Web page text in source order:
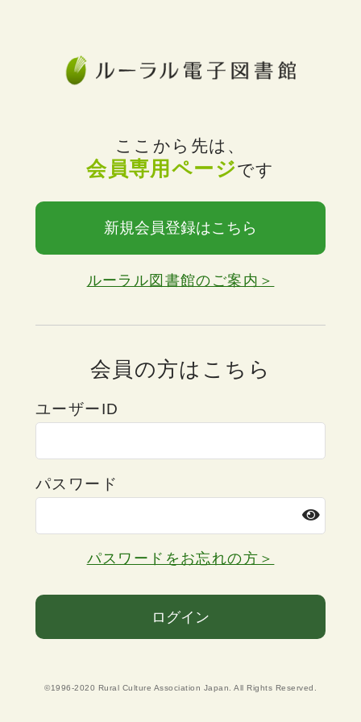
ここから先は、
会員専用ページです
新規会員登録はこちら
ルーラル図書館のご案内＞
会員の方はこちら
ユーザーID
パスワード
パスワードをお忘れの方＞
ログイン
©1996-2020 Rural Culture Association Japan. All Rights Reserved.